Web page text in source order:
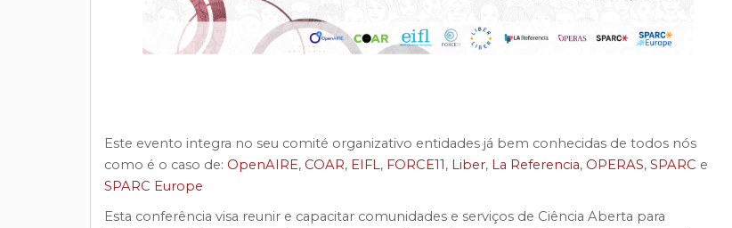
Este evento integra no seu comité organizativo entidades já bem conhecidas de todos nós
como é o caso de: OpenAIRE, COAR, EIFL, FORCE11, Liber, La Referencia, OPERAS, SPARC e
SPARC Europe
Esta conferência visa reunir e capacitar comunidades e serviços de Ciência Aberta para